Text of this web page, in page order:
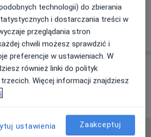
748 Białystok
(7)
technologii) do zbierania
i dostarczania treści w
przeglądania stron
chwili możesz sprawdzić i
preferencje w ustawieniach. W
również linki do polityk
Więcej informacji znajdziesz
ustawienia Zaakceptuj